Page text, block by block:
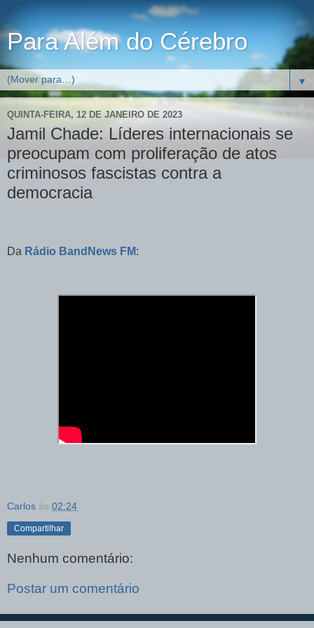
Para Além do Cérebro
▼
QUINTA-FEIRA, 12 DE JANEIRO DE 2023
Jamil Chade: Líderes internacionais se
preocupam com proliferação de atos
criminosos fascistas contra a
democracia
Da Rádio BandNews FM:
Carlos às 02:24
Compartilhar
Nenhum comentário:
Postar um comentário